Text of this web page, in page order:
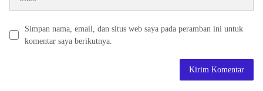
Simpan nama, email, dan situs web saya pada peramban ini untuk
komentar saya berikutnya.